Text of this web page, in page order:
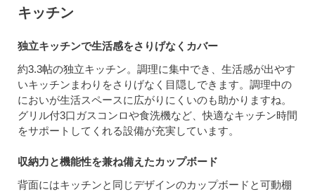
キッチン
独立キッチンで生活感をさりげなくカバー
約3.3帖の独立キッチン。調理に集中でき、生活感が出やす
いキッチンまわりをさりげなく目隠しできます。調理中の
においが生活スペースに広がりにくいのも助かりますね。
グリル付3口ガスコンロや食洗機など、快適なキッチン時間
をサポートしてくれる設備が充実しています。
収納力と機能性を兼ね備えたカップボード
背面にはキッチンと同じデザインのカップボードと可動棚